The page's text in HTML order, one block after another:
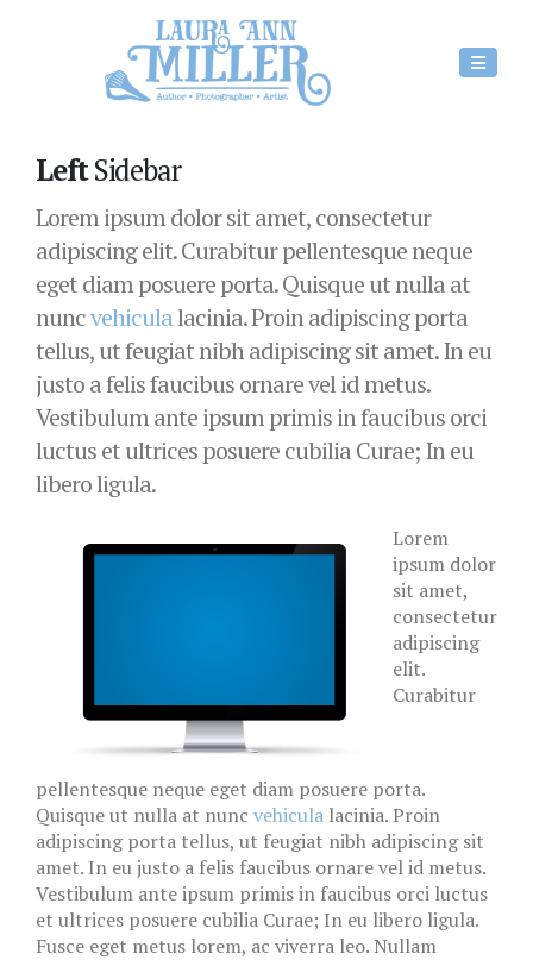
LeftSidebar
Lorem ipsum dolor sit amet, consectetur
adipiscing elit. Curabitur pellentesque neque
eget diam posuere porta. Quisque ut nulla at
nuncvehiculalacinia. Proin adipiscing porta
tellus, ut feugiat nibh adipiscing sit amet. In eu
justo a felis faucibus ornare vel id metus.
Vestibulum ante ipsum primis in faucibus orci
luctus et ultrices posuere cubilia Curae; In eu
libero ligula.
Lorem
ipsum dolor
sit amet,
consectetur
adipiscing
elit.
Curabitur
pellentesque neque eget diam posuere porta.
Quisque ut nulla at nunc vehicula lacinia. Proin
adipiscing porta tellus, ut feugiat nibh adipiscing sit
amet. In eu justo a felis faucibus ornare vel id metus.
Vestibulum ante ipsum primis in faucibus orci luctus
et ultrices posuere cubilia Curae; In eu libero ligula.
Fusce eget metus lorem, ac viverra leo. Nullam